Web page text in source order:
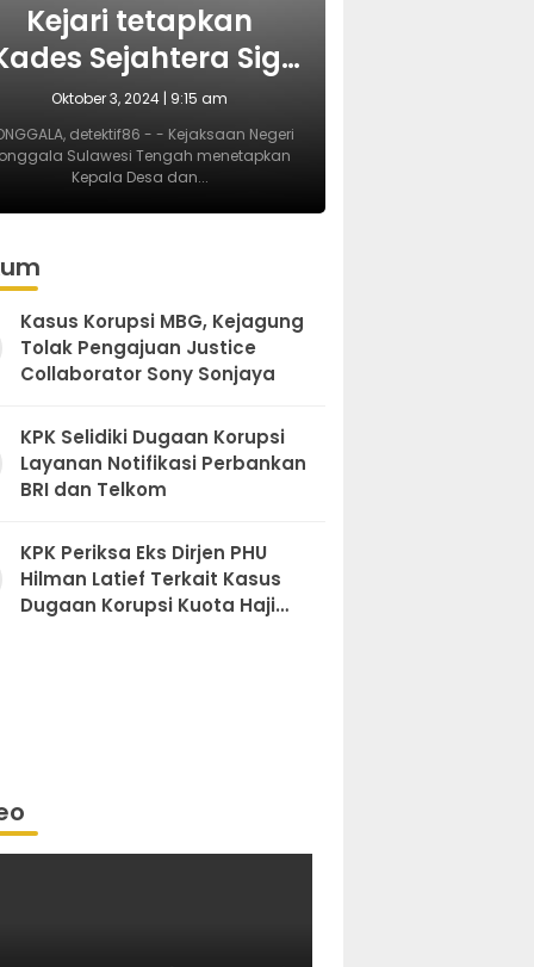
Kejari tetapkan
Sejahtera Sigi
tersangka korupsi
ADD
Oktober 3, 2024 | 9:15 am
detektif86 - - Kejaksaan Negeri
Sulawesi Tengah menetapkan
Kepala Desa dan...
Kasus Korupsi MBG, Kejagung
Tolak Pengajuan Justice
Collaborator Sony Sonjaya
KPK Selidiki Dugaan Korupsi
Layanan Notifikasi Perbankan
BRI dan Telkom
KPK Periksa Eks Dirjen PHU
Hilman Latief Terkait Kasus
Dugaan Korupsi Kuota Haji